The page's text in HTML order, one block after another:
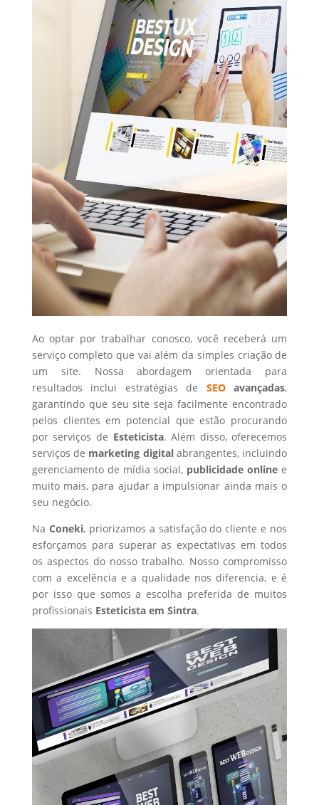
Ao optar por trabalhar conosco, você receberá um
serviço completo que vai além da simples criação de
um site. Nossa abordagem orientada para
resultados inclui estratégias de SEOavançadas,
garantindo que seu site seja facilmente encontrado
pelos clientes em potencial que estão procurando
por serviços de Esteticista. Além disso, oferecemos
serviços de marketing digital abrangentes, incluindo
gerenciamento de mídia social, publicidade online e
muito mais, para ajudar a impulsionar ainda mais o
seu negócio.
Na Coneki, priorizamos a satisfação do cliente e nos
esforçamos para superar as expectativas em todos
os aspectos do nosso trabalho. Nosso compromisso
com a excelência e a qualidade nos diferencia, e é
por isso que somos a escolha preferida de muitos
profissionais Esteticistaem Sintra.